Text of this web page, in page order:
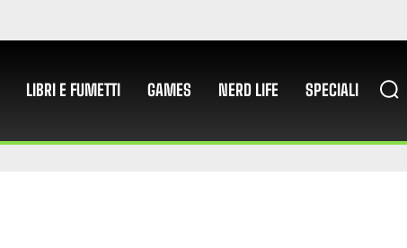
LIBRI E FUMETTI GAMES NERD LIFE SPECIALI